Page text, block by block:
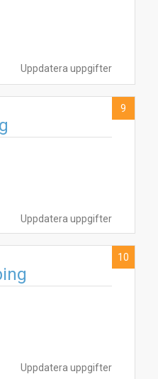
Uppdatera uppgifter
Uppdatera uppgifter
9
Uppdatera uppgifter
10